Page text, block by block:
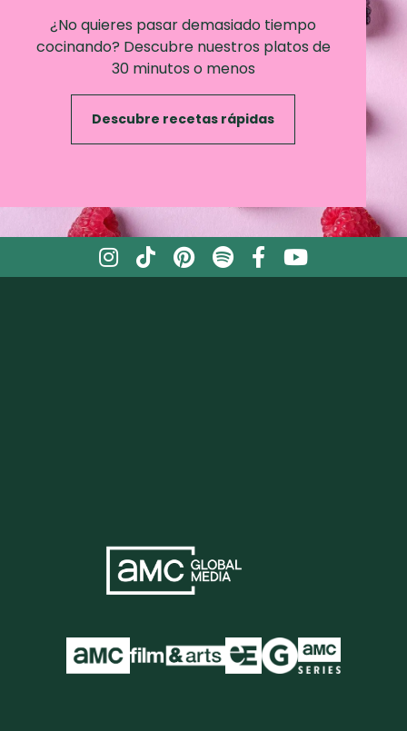
¿No quieres pasar demasiado tiempo
cocinando? Descubre nuestros platos de
30 minutos o menos
Descubre recetas rápidas